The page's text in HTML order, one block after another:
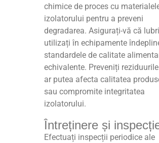
chimice de proces cu
izolatorului pentru a preveni
degradarea. Asigurați-vă că
utilizați în echipamente
standardele de calitate
echivalente. Preveniți
ar putea afecta calitatea
sau compromite integritatea
izolatorului.
Întreținere și
Efectuați inspecții periodice ale